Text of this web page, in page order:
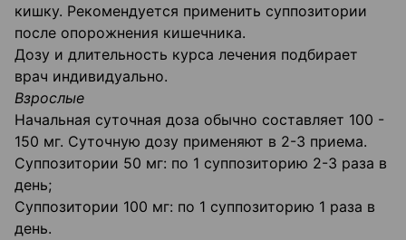
кишку. Рекомендуется применить суппозитории
после опорожнения кишечника.
Дозу и длительность курса лечения подбирает
врач индивидуально.
Взрослые
Начальная суточная доза обычно составляет 100 -
150 мг. Суточную дозу применяют в 2-3 приема.
Суппозитории 50 мг: по 1 суппозиторию 2-3 раза в
день;
Суппозитории 100 мг: по 1 суппозиторию 1 раза в
день.